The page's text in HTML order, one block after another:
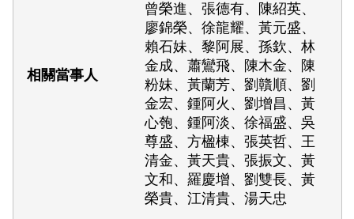
曾榮進、張德有、陳紹英、
廖錦榮、徐龍耀、黃元盛、
賴石妹、黎阿展、孫欽、林
金成、蕭鸞飛、陳木金、陳
粉妹、黃蘭芳、劉贛順、劉
金宏、鍾阿火、劉增昌、黃
心匏、鍾阿淡、徐福盛、吳
尊盛、方楹棟、張英哲、王
清金、黃天貴、張振文、黃
文和、羅慶增、劉雙長、黃
榮貴、江清貴、湯天忠